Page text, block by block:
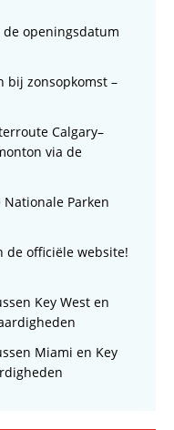
de openingsdatum
bij zonsopkomst –
Calgary–
via de
Parken
de officiële website!
Key West en
Miami en Key